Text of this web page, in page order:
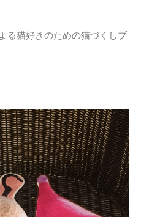
る猫好きのための猫づくしブ